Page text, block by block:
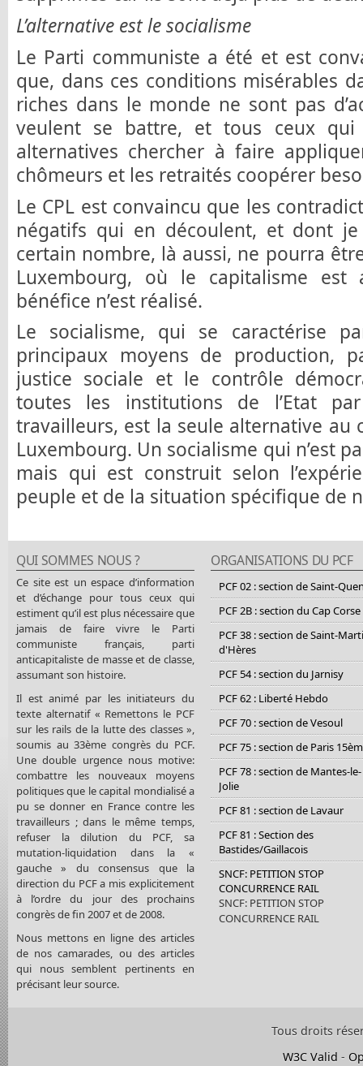
L’alternative est le socialisme
Le Parti communiste a été et est
que, dans ces conditions misérables
riches dans le monde ne sont pas
veulent se battre, et tous ceux qui
alternatives chercher à faire
chômeurs et les retraités coopérer
Le CPL est convaincu que les
négatifs qui en découlent, et dont je
certain nombre, là aussi, ne pourra
Luxembourg, où le capitalisme
bénéfice n’est réalisé.
Le socialisme, qui se caractérise
principaux moyens de production,
justice sociale et le contrôle
toutes les institutions de l’Etat
travailleurs, est la seule alternative au
Luxembourg. Un socialisme qui n’est
mais qui est construit selon
peuple et de la situation spécifique de
QUI SOMMES NOUS ?
Ce site est un espace d’information
et d’échange pour tous ceux qui
estiment qu’il est plus nécessaire que
jamais de faire vivre le Parti
communiste français, parti
anticapitaliste de masse et de classe,
assumant son histoire.
Il est animé par les initiateurs du
texte alternatif « Remettons le PCF
sur les rails de la lutte des classes »,
soumis au 33ème congrès du PCF.
Une double urgence nous motive:
combattre les nouveaux moyens
politiques que le capital mondialisé a
pu se donner en France contre les
travailleurs ; dans le même temps,
refuser la dilution du PCF, sa
mutation-liquidation dans la «
gauche » du consensus que la
direction du PCF a mis explicitement
à l’ordre du jour des prochains
congrès de fin 2007 et de 2008.
Nous mettons en ligne des articles
de nos camarades, ou des articles
qui nous semblent pertinents en
précisant leur source.
ORGANISATIONS DU PCF
PCF 02 : section de Saint-
PCF 2B : section du Cap Corse
PCF 38 : section de Saint-
d'Hères
PCF 54 : section du Jarnisy
PCF 62 : Liberté Hebdo
PCF 70 : section de Vesoul
PCF 75 : section de Paris
PCF 78 : section de Mantes-le-
Jolie
PCF 81 : section de Lavaur
PCF 81 : Section des
Bastides/Gaillacois
SNCF: PETITION STOP
CONCURRENCE RAIL
SNCF: PETITION STOP
CONCURRENCE RAIL
Tous droits
W3C Valid -